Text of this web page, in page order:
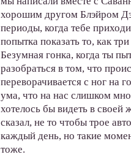
хорошим другом Блэйром
периоды, когда тебе
попытка показать то, как
Безумная гонка, когда ты
разобраться в том, что
переворачивается с ног на
ума, что на нас слишком
хотелось бы видеть в своей
сказал, не то чтобы трое
каждый день, но такие
тоже.